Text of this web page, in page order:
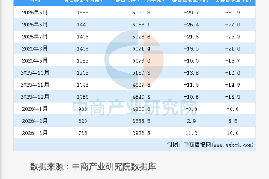
数据来源：中商产业研究院数据库